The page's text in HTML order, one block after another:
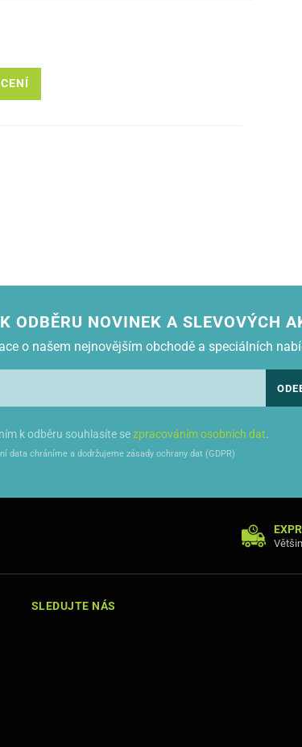
ODBĚRU NOVINEK A SLEVOVÝCH
o našem nejnovějším obchodě a speciálních
k odběru souhlasíte sezpracováním osobních dat.
data chráníme a dodržujeme zásady ochrany dat (GDPR)
SLEDUJTE NÁS